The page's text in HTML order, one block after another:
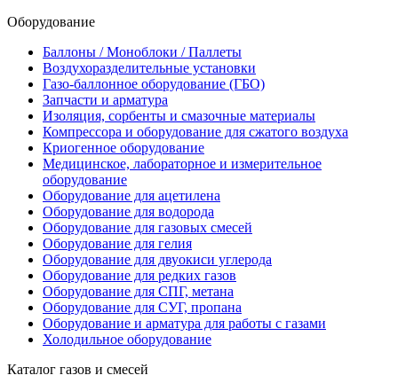
Оборудование
Баллоны / Моноблоки / Паллеты
Воздухоразделительные установки
Газо-баллонное оборудование (ГБО)
Запчасти и арматура
Изоляция, сорбенты и смазочные материалы
Компрессора и оборудование для сжатого воздуха
Криогенное оборудование
Медицинское, лабораторное и измерительное
оборудование
Оборудование для ацетилена
Оборудование для водорода
Оборудование для газовых смесей
Оборудование для гелия
Оборудование для двуокиси углерода
Оборудование для редких газов
Оборудование для СПГ, метана
Оборудование для СУГ, пропана
Оборудование и арматура для работы с газами
Холодильное оборудование
Каталог газов и смесей